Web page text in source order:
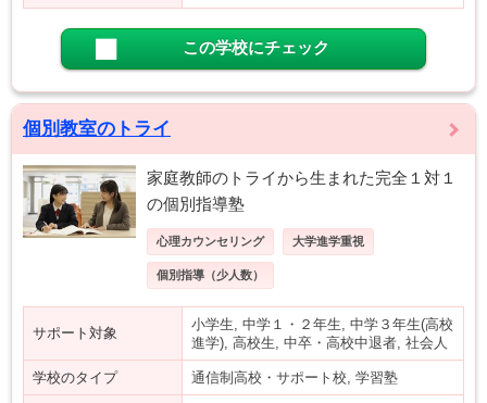
この学校にチェック
個別教室のトライ
家庭教師のトライから生まれた完全１対１
の個別指導塾
心理カウンセリング 大学進学重視
個別指導（少人数）
サポート対象
小学生, 中学１・２年生, 中学３年生(高校
進学), 高校生, 中卒・高校中退者, 社会人
学校のタイプ 通信制高校・サポート校, 学習塾